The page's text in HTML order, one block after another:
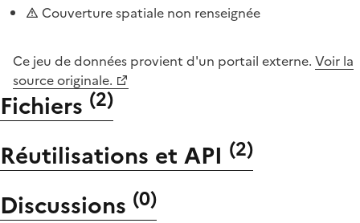
Couverture spatiale non renseignée
Ce jeu de données provient d'un portail externe. Voir la
source originale.
Fichiers (2)
Réutilisations et API (2)
Discussions (0)